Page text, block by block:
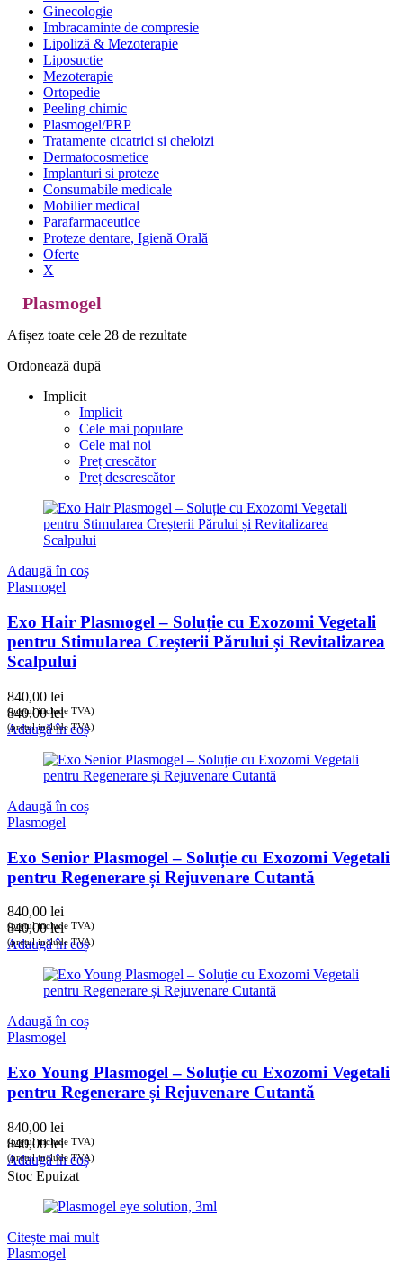
Ginecologie
Imbracaminte de compresie
Lipoliză & Mezoterapie
Liposuctie
Mezoterapie
Ortopedie
Peeling chimic
Plasmogel/PRP
Tratamente cicatrici si cheloizi
Dermatocosmetice
Implanturi si proteze
Consumabile medicale
Mobilier medical
Parafarmaceutice
Proteze dentare, Igienă Orală
Oferte
X
Plasmogel
Afișez toate cele 28 de rezultate
Ordonează după
Implicit
Implicit
Cele mai populare
Cele mai noi
Preț crescător
Preț descrescător
Adaugă în coș
Plasmogel
Exo Hair Plasmogel – Soluție cu Exozomi Vegetali
pentru Stimularea Creșterii Părului și Revitalizarea
Scalpului
840,00 lei
(prețul include TVA)
840,00lei
(prețul include TVA)
Adaugă în coș
Adaugă în coș
Plasmogel
Exo Senior Plasmogel – Soluție cu Exozomi Vegetali
pentru Regenerare și Rejuvenare Cutantă
840,00 lei
(prețul include TVA)
840,00lei
(prețul include TVA)
Adaugă în coș
Adaugă în coș
Plasmogel
Exo Young Plasmogel – Soluție cu Exozomi Vegetali
pentru Regenerare și Rejuvenare Cutantă
840,00 lei
(prețul include TVA)
840,00lei
(prețul include TVA)
Adaugă în coș
Stoc Epuizat
Citește mai mult
Plasmogel